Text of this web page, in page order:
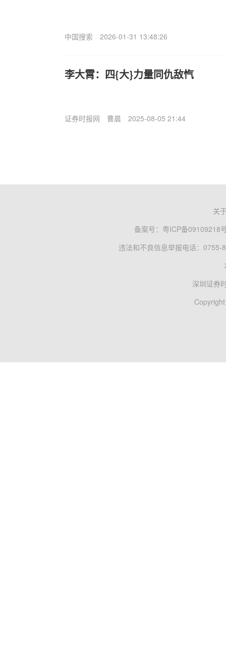
中国搜索 2026-01-31 13:48:26
李大霄：四{大}力量同仇敌忾
证券时报网 曹晨 2025-08-05 21:44
关
备案号： 粤ICP备09109218
违法和不良信息举报电话：0755-
深圳证券